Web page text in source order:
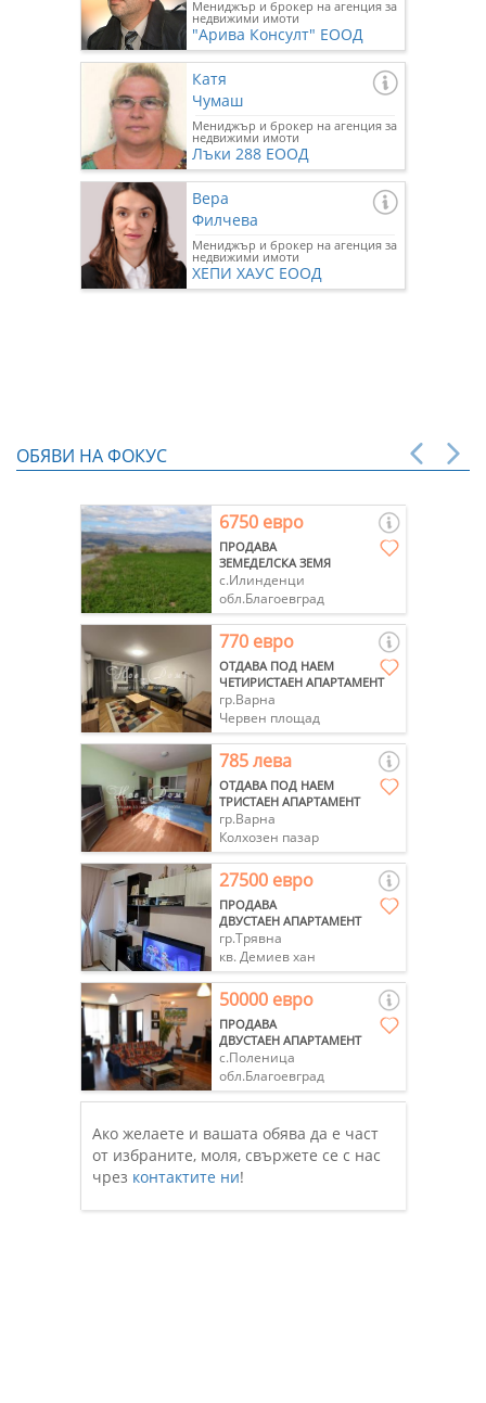
Мениджър и брокер на агенция за
недвижими имоти
"Арива Консулт" ЕООД
Катя
Чумаш
Мениджър и брокер на агенция за
недвижими имоти
Лъки 288 ЕООД
Вера
Филчева
Мениджър и брокер на агенция за
недвижими имоти
ХЕПИ ХАУС ЕООД
ОБЯВИ НА ФОКУС
6750 евро
ПРОДАВА
ЗЕМЕДЕЛСКА ЗЕМЯ
с.Илинденци
обл.Благоевград
770 евро
ОТДАВА ПОД НАЕМ
ЧЕТИРИСТАЕН АПАРТАМЕНТ
гр.Варна
Червен площад
785 лева
ОТДАВА ПОД НАЕМ
ТРИСТАЕН АПАРТАМЕНТ
гр.Варна
Колхозен пазар
27500 евро
ПРОДАВА
ДВУСТАЕН АПАРТАМЕНТ
гр.Трявна
кв. Демиев хан
50000 евро
ПРОДАВА
ДВУСТАЕН АПАРТАМЕНТ
с.Поленица
обл.Благоевград
Ако желаете и вашата обява да е част
от избраните, моля, свържете се с нас
чрез контактите ни!